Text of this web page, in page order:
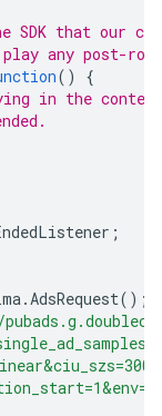
that our
play any post-
()
{
in the
;
.AdsRequest();